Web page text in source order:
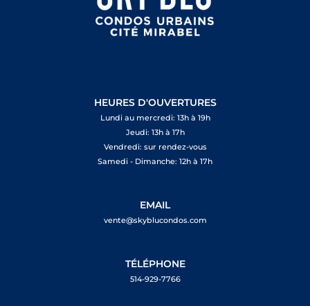
HEURES D'OUVERTURES
Lundi au mercredi: 13h à 19h
Jeudi: 13h à 17h
Vendredi: sur rendez-vous
Samedi - Dimanche: 12h à 17h
EMAIL
vente@skyblucondos.com
TÉLÉPHONE
514-929-7766